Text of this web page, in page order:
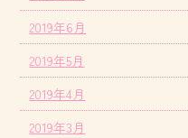
2019年6月
2019年5月
2019年4月
2019年3月